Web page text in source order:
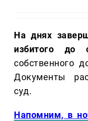
На днях
избитого до
собственного
Документы
суд.
Напомним, в